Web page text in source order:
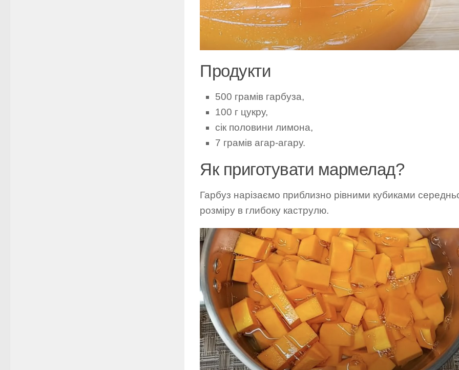
Продукти
500 грамів гарбуза,
100 г цукру,
сік половини лимона,
7 грамів агар-агару.
Як приготувати мармелад?
Гарбуз нарізаємо приблизно рівними кубиками
розміру в глибоку каструлю.